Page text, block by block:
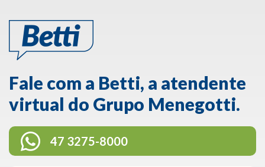
Fale com a Betti, a atendente
virtual do Grupo Menegotti.
47 3275-8000